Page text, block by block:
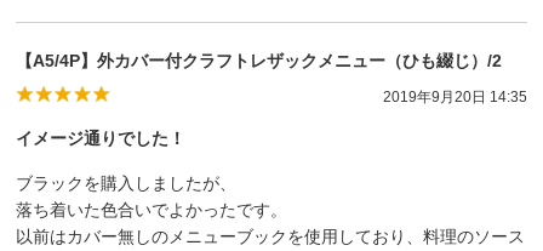
【A5/4P】外カバー付クラフトレザックメニュー（ひも綴じ）/2
2019年9月20日 14:35
イメージ通りでした！
ブラックを購入しましたが、
落ち着いた色合いでよかったです。
以前はカバー無しのメニューブックを使用しており、料理のソース